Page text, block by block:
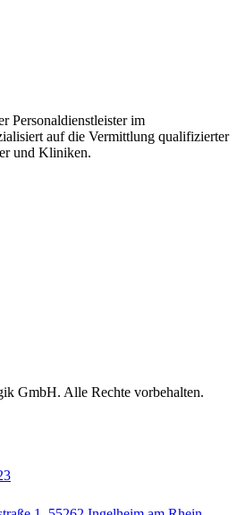
Personaldienstleister im
auf die Vermittlung qualifizierter
und Kliniken.
GmbH. Alle Rechte vorbehalten.